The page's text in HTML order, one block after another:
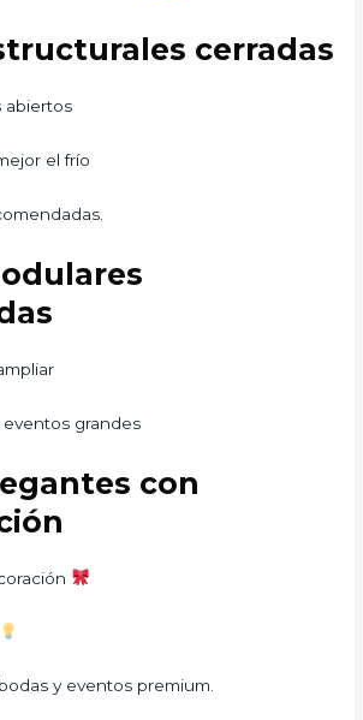
cerradas
abiertos
el frío
eventos grandes
con
y eventos premium.